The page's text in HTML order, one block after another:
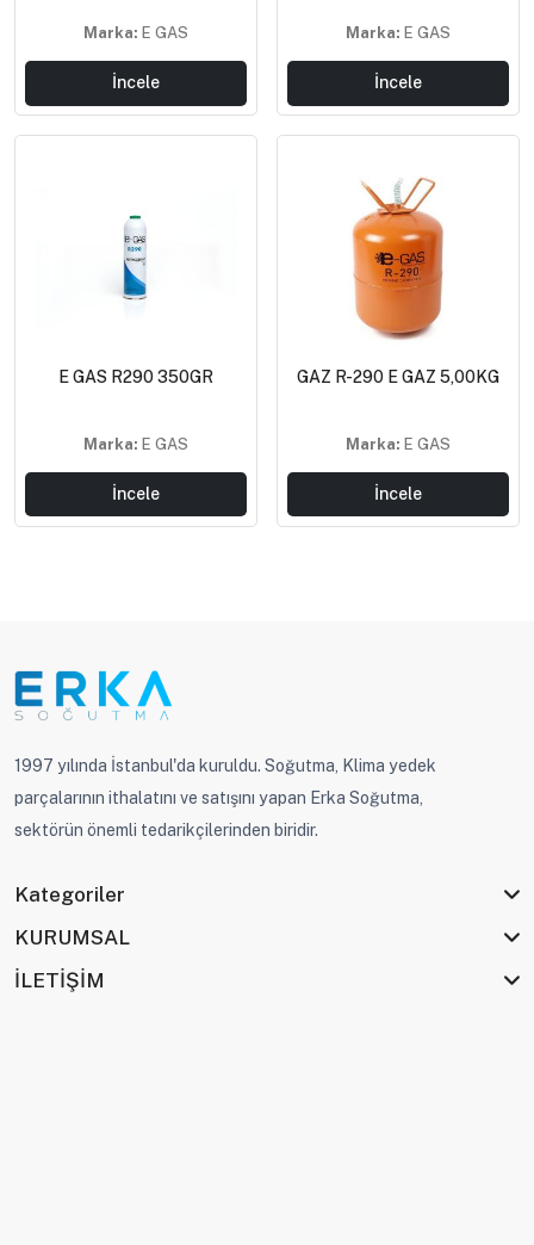
Marka: E GAS
İncele
Marka: E GAS
İncele
E GAS R290 350GR
Marka: E GAS
İncele
GAZ R-290 E GAZ 5,00KG
Marka: E GAS
İncele
1997 yılında İstanbul'da kuruldu. Soğutma, Klima yedek
parçalarının ithalatını ve satışını yapan Erka Soğutma,
sektörün önemli tedarikçilerinden biridir.
Kategoriler
KURUMSAL
İLETİŞİM